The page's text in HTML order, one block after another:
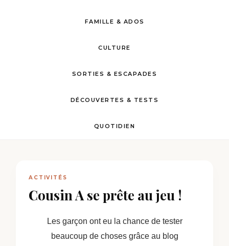
FAMILLE & ADOS
CULTURE
SORTIES & ESCAPADES
DÉCOUVERTES & TESTS
QUOTIDIEN
ACTIVITÉS
Cousin A se prête au jeu !
Les garçon ont eu la chance de tester
beaucoup de choses grâce au blog